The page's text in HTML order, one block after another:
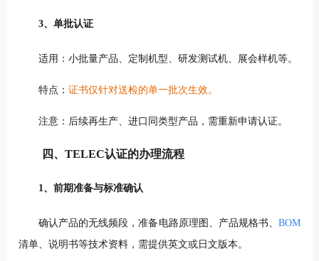
3、单批认证
适用：小批量产品、定制机型、研发测试机、展会样机等。
特点： 证书仅针对送检的单一批次生效。
注意：后续再生产、进口同类型产品，需重新申请认证。
四、TELEC认证的办理流程
1、前期准备与标准确认
确认产品的无线频段，准备电路原理图、产品规格书、BOM
清单、说明书等技术资料，需提供英文或日文版本。